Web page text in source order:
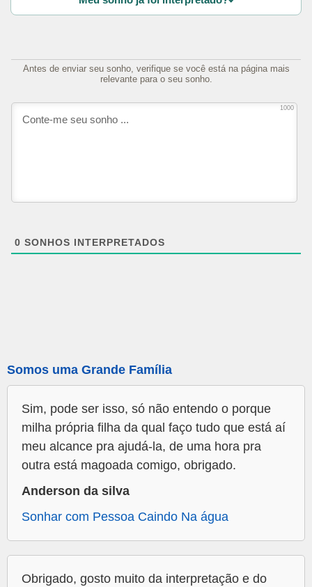
Antes de enviar seu sonho, verifique se você está na página mais
relevante para o seu sonho.
1000
0 SONHOS INTERPRETADOS
Somos uma Grande Família
Sim, pode ser isso, só não entendo o porque
milha própria filha da qual faço tudo que está aí
meu alcance pra ajudá-la, de uma hora pra
outra está magoada comigo, obrigado.
Anderson da silva
Sonhar com Pessoa Caindo Na água
Obrigado, gosto muito da interpretação e do